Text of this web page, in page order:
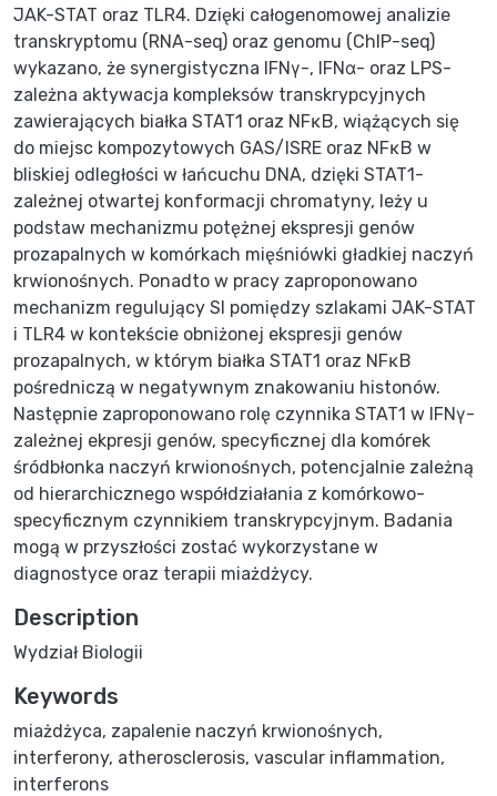
JAK-STAT oraz TLR4. Dzięki całogenomowej analizie
transkryptomu (RNA-seq) oraz genomu (ChIP-seq)
wykazano, że synergistyczna IFNγ-, IFNα- oraz LPS-
zależna aktywacja kompleksów transkrypcyjnych
zawierających białka STAT1 oraz NFκB, wiążących się
do miejsc kompozytowych GAS/ISRE oraz NFκB w
bliskiej odległości w łańcuchu DNA, dzięki STAT1-
zależnej otwartej konformacji chromatyny, leży u
podstaw mechanizmu potężnej ekspresji genów
prozapalnych w komórkach mięśniówki gładkiej naczyń
krwionośnych. Ponadto w pracy zaproponowano
mechanizm regulujący SI pomiędzy szlakami JAK-STAT
i TLR4 w kontekście obniżonej ekspresji genów
prozapalnych, w którym białka STAT1 oraz NFκB
pośredniczą w negatywnym znakowaniu histonów.
Następnie zaproponowano rolę czynnika STAT1 w IFNγ-
zależnej ekpresji genów, specyficznej dla komórek
śródbłonka naczyń krwionośnych, potencjalnie zależną
od hierarchicznego współdziałania z komórkowo-
specyficznym czynnikiem transkrypcyjnym. Badania
mogą w przyszłości zostać wykorzystane w
diagnostyce oraz terapii miażdżycy.
Description
Wydział Biologii
Keywords
miażdżyca, zapalenie naczyń krwionośnych,
interferony, atherosclerosis, vascular inflammation,
interferons